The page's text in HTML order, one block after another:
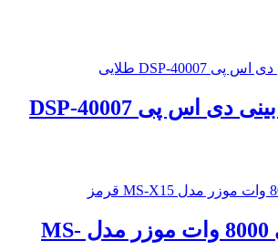
موزن گوش و بینی دی اس پی DSP-40007
سشوار سالنی 8000 وات موزر مدل MS-